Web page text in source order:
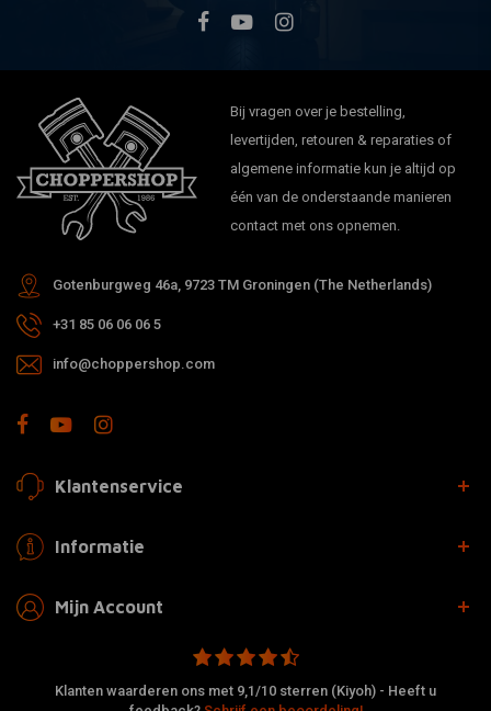
Bij vragen over je bestelling,
levertijden, retouren & reparaties of
algemene informatie kun je altijd op
één van de onderstaande manieren
contact met ons opnemen.
Gotenburgweg 46a, 9723 TM Groningen (The Netherlands)
+31 85 06 06 06 5
info@choppershop.com
Klantenservice
Informatie
Mijn Account
Klanten waarderen ons met 9,1/10 sterren (Kiyoh) - Heeft u